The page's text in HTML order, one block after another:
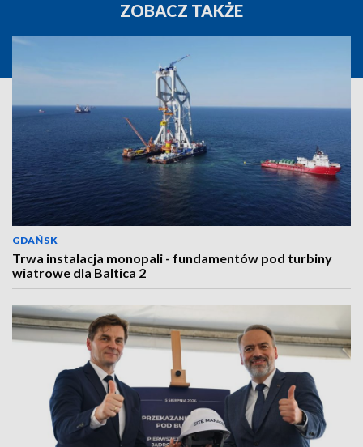
ZOBACZ TAKŻE
GDAŃSK
Trwa instalacja monopali - fundamentów pod turbiny
wiatrowe dla Baltica 2